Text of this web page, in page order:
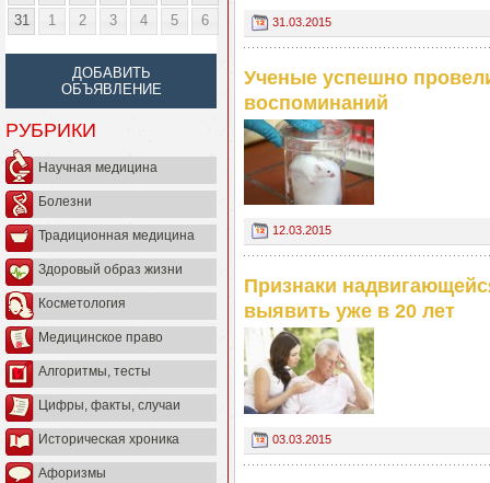
31
1 2 3 4 5 6
ДОБАВИТЬ
ОБЪЯВЛЕНИЕ
РУБРИКИ
Научная медицина
Болезни
Традиционная медицина
Здоровый образ жизни
Косметология
Медицинское право
Алгоритмы, тесты
Цифры, факты, случаи
Историческая хроника
Афоризмы
31.03.2015
Ученые успешно
воспоминаний
12.03.2015
Признаки
выявить уже в 20 лет
03.03.2015